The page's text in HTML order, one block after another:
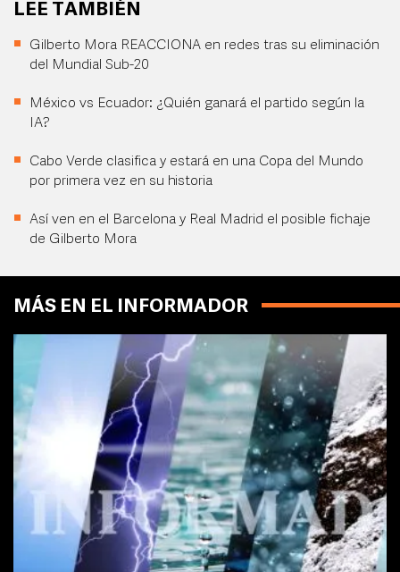
LEE TAMBIÉN
Gilberto Mora REACCIONA en redes tras su eliminación
del Mundial Sub-20
México vs Ecuador: ¿Quién ganará el partido según la
IA?
Cabo Verde clasifica y estará en una Copa del Mundo
por primera vez en su historia
Así ven en el Barcelona y Real Madrid el posible fichaje
de Gilberto Mora
MÁS EN EL INFORMADOR